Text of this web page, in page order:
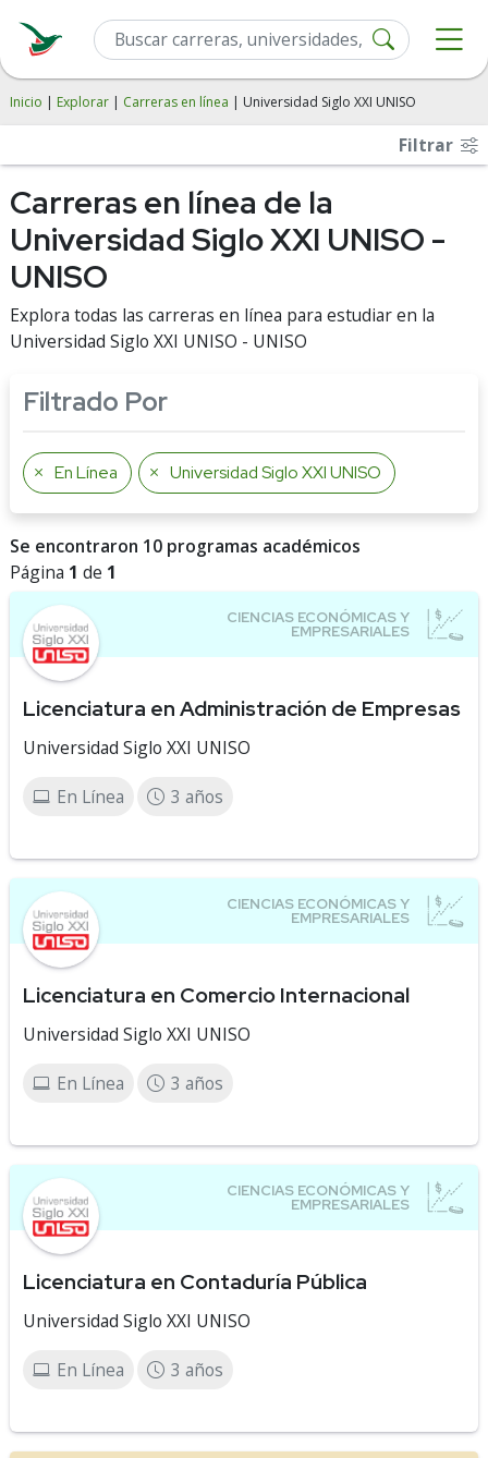
Inicio | Explorar | Carreras en línea | Universidad Siglo XXI UNISO
Filtrar
Carreras en línea de la
Universidad Siglo XXI UNISO -
UNISO
Explora todas las carreras en línea para estudiar en la
Universidad Siglo XXI UNISO - UNISO
Filtrado Por
En Línea Universidad Siglo XXI UNISO
Se encontraron 10 programas académicos
Página 1 de 1
Licenciatura en Administración de Empresas
Universidad Siglo XXI UNISO
En Línea 3 años
Licenciatura en Comercio Internacional
Universidad Siglo XXI UNISO
En Línea 3 años
Licenciatura en Contaduría Pública
Universidad Siglo XXI UNISO
En Línea 3 años